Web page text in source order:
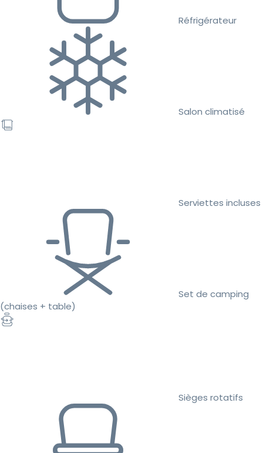
Réfrigérateur
Salon climatisé
Serviettes incluses
Set de camping
(chaises + table)
Sièges rotatifs